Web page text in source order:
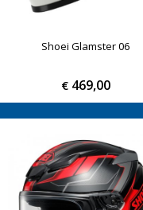
Shoei Glamster 06
€469,00